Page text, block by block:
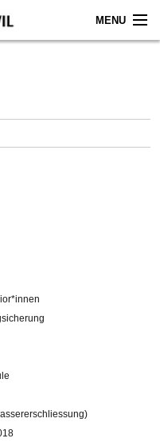
MENU